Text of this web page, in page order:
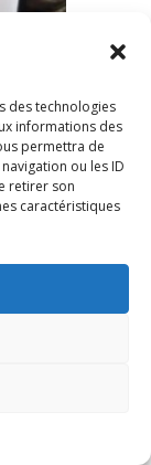
des technologies
informations des
permettra de
ou les ID
retirer son
caractéristiques